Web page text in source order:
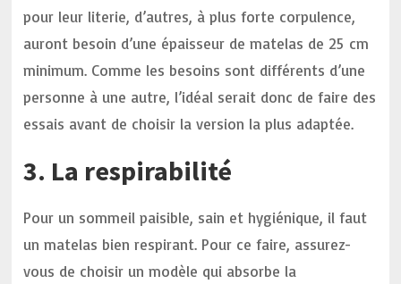
pour leur literie, d’autres, à plus forte corpulence,
auront besoin d’une épaisseur de matelas de 25 cm
minimum. Comme les besoins sont différents d’une
personne à une autre, l’idéal serait donc de faire des
essais avant de choisir la version la plus adaptée.
3. La respirabilité
Pour un sommeil paisible, sain et hygiénique, il faut
un matelas bien respirant. Pour ce faire, assurez-
vous de choisir un modèle qui absorbe la